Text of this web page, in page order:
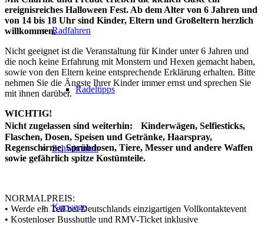
Radfahren
Radeltipps
Schwimmen
Kurwege
ereignisreiches Halloween Fest. Ab dem Alter von 6 Jahren und
von 14 bis 18 Uhr sind Kinder, Eltern und Großeltern herzlich
willkommen.
Nicht geeignet ist die Veranstaltung für Kinder unter 6 Jahren und
die noch keine Erfahrung mit Monstern und Hexen gemacht haben,
sowie von den Eltern keine entsprechende Erklärung erhalten. Bitte
nehmen Sie die Ängste Ihrer Kinder immer ernst und sprechen Sie
mit ihnen darüber.
WICHTIG!
Nicht zugelassen sind weiterhin: Kinderwägen, Selfiesticks,
Flaschen, Dosen, Speisen und Getränke, Haarspray,
Regenschirme, Sprühdosen, Tiere, Messer und andere Waffen
sowie gefährlich spitze Kostümteile.
NORMALPREIS:
• Werde ein Teil bei Deutschlands einzigartigen Vollkontaktevent
• Kostenloser Busshuttle und RMV-Ticket inklusive